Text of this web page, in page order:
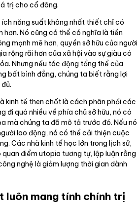
trị cho cổ đông.
năng suất không nhất thiết chỉ có
hơn. Nó cũng có thể có nghĩa là tiền
mạnh mẽ hơn, quyền sở hữu của người
rộng rãi hơn của xã hội vào sự giàu có
Nhưng nếu tác động tổng thể của
bất bình đẳng, chúng ta biết rằng lợi
kinh tế then chốt là cách phân phối các
đi quá nhiều về phía chủ sở hữu, nó có
mà chúng ta đã mô tả trước đó. Nếu nó
lao động, nó có thể cải thiện cuộc
Các nhà kinh tế học lớn trong lịch sử,
quan điểm utopia tương tự, lập luận rằng
nghệ là giảm lượng thời gian dành
luôn mang tính chính trị